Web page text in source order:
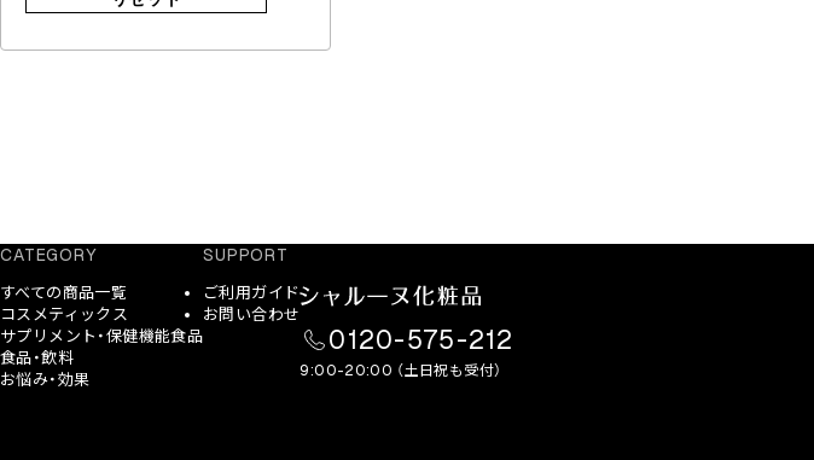
CATEGORY
すべての商品一覧
コスメティックス
サプリメント・保健機能食品
食品・飲料
お悩み・効果
SUPPORT
ご利用ガイド
お問い合わせ
0120-575-212
9:00-20:00 （土日祝も受付）